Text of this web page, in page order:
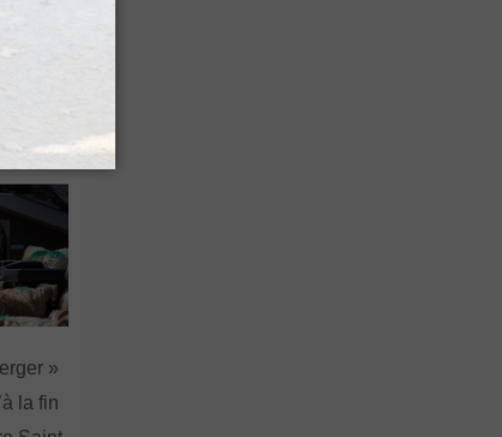
»
la fin